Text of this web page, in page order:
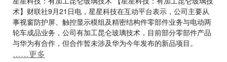
术】财联社9月21日电，星星科技在互动平台表示，公司主要从
事视窗防护屏、触控显示模组及精密结构件零部件业务与电动两
轮车成品业务，公司有加工昆仑玻璃技术，目前部分零部件产品
与华为有合作，但合作暂未涉及华为今年发布的新品项目。
……更多